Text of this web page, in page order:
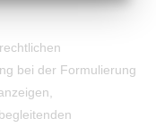
bei der Formulierung